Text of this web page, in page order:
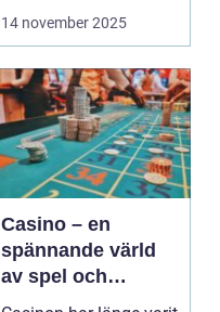
pro...
14 november 2025
Casino – en
spännande värld
av spel och
underhållning